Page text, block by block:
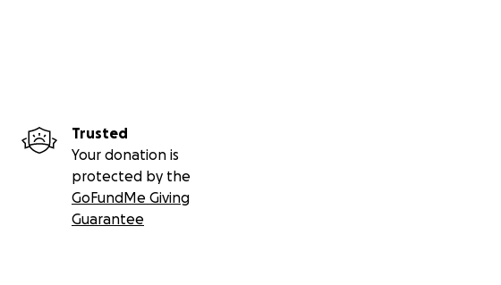
Trusted
Your donation is
protected by the
GoFundMe Giving
Guarantee